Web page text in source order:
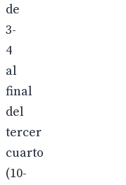
de
3-
4
al
final
del
tercer
cuarto
(10-